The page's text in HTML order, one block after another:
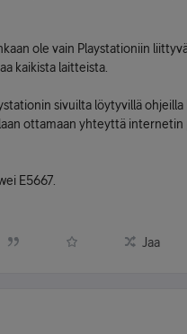
ole vain Playstationiin
kaikista laitteista.
sivuilta löytyvillä
ottamaan yhteyttä
E5667.
Jaa